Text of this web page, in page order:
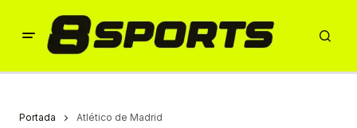
Portada Atlético de Madrid